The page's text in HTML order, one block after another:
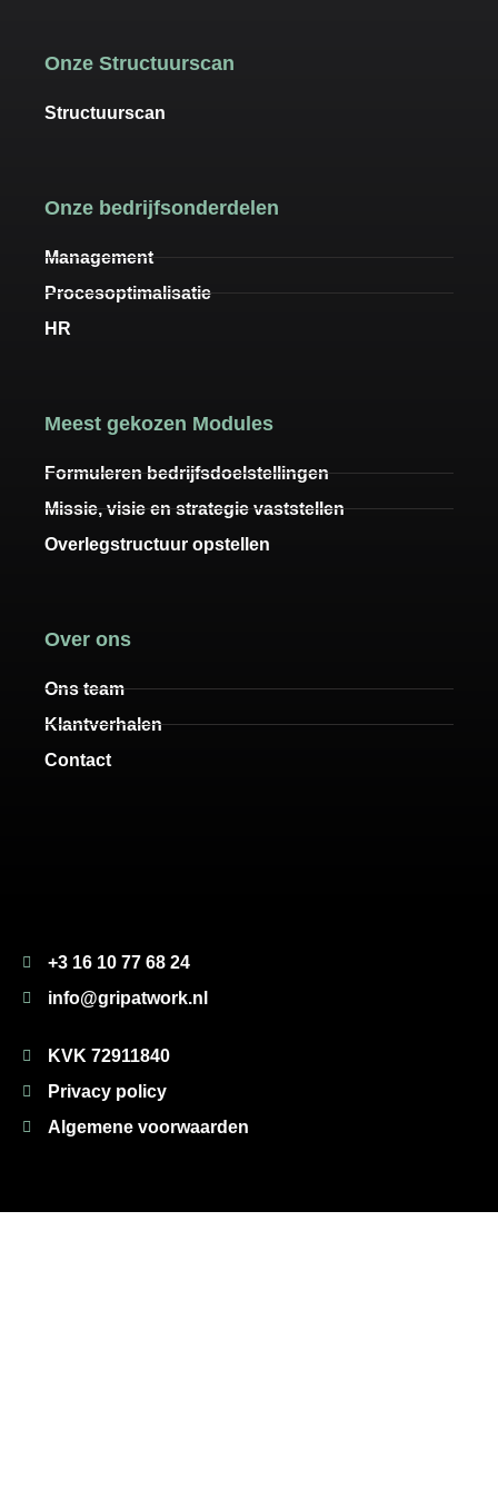
Onze Structuurscan
Structuurscan
Onze bedrijfsonderdelen
Management
Procesoptimalisatie
HR
Meest gekozen Modules
Formuleren bedrijfsdoelstellingen
Missie, visie en strategie vaststellen
Overlegstructuur opstellen
Over ons
Ons team
Klantverhalen
Contact
+3 16 10 77 68 24
info@gripatwork.nl
KVK 72911840
Privacy policy
Algemene voorwaarden